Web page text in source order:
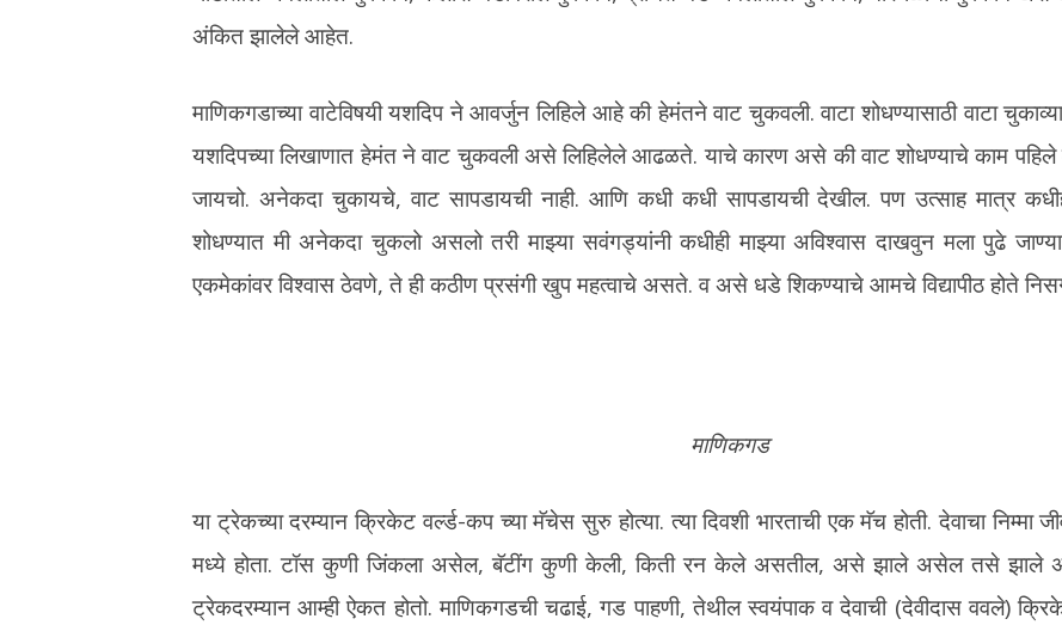
अंकित झालेले आहेत.
माणिकगडाच्या वाटेविषयी यशदिप ने आवर्जुन लिहिले आहे की हेमंतने वाट चुकवली. वाटा शोधण्यासाठी वाटा
यशदिपच्या लिखाणात हेमंत ने वाट चुकवली असे लिहिलेले आढळते. याचे कारण असे की वाट शोधण्याचे काम पहिले
जायचो. अनेकदा चुकायचे, वाट सापडायची नाही. आणि कधी कधी सापडायची देखील. पण उत्साह मात्र
शोधण्यात मी अनेकदा चुकलो असलो तरी माझ्या सवंगड्यांनी कधीही माझ्या अविश्वास दाखवुन मला पुढे
एकमेकांवर विश्वास ठेवणे, ते ही कठीण प्रसंगी खुप महत्वाचे असते. व असे धडे शिकण्याचे आमचे विद्यापीठ होते
माणिकगड
या ट्रेकच्या दरम्यान क्रिकेट वर्ल्ड-कप च्या मॅचेस सुरु होत्या. त्या दिवशी भारताची एक मॅच होती. देवाचा निम्मा
मध्ये होता. टॉस कुणी जिंकला असेल, बॅटींग कुणी केली, किती रन केले असतील, असे झाले असेल तसे झाले
ट्रेकदरम्यान आम्ही ऐकत होतो. माणिकगडची चढाई, गड पाहणी, तेथील स्वयंपाक व देवाची (देवीदास ववले)